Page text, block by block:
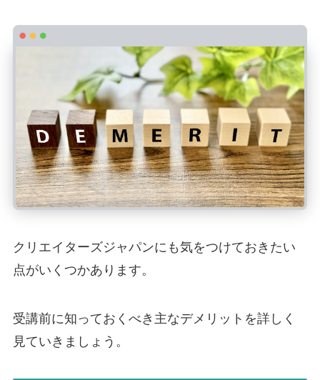
クリエイターズジャパンにも気をつけておきたい
点がいくつかあります。
受講前に知っておくべき主なデメリットを詳しく
見ていきましょう。